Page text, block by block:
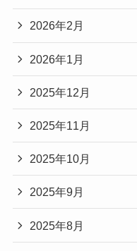
2026年2月
2026年1月
2025年12月
2025年11月
2025年10月
2025年9月
2025年8月